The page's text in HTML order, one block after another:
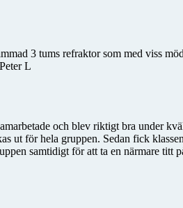
3 tums refraktor som med viss
L
och blev riktigt bra under
ut för hela gruppen. Sedan fick
samtidigt för att ta en närmare titt